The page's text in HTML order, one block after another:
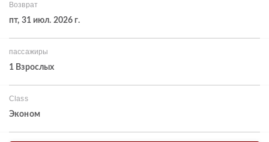
Возврат
пт, 31 июл. 2026 г.
пассажиры
1 Взрослых
Class
Эконом